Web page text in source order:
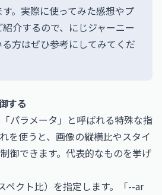
。実際に使ってみた感想やプ
介するので、にじジャーニー
方はぜひ参考にしてみてくだ
する
パラメータ」と呼ばれる特殊な指
を使うと、画像の縦横比やスタイ
御できます。代表的なものを挙げ
ペクト比）を指定します。「--ar